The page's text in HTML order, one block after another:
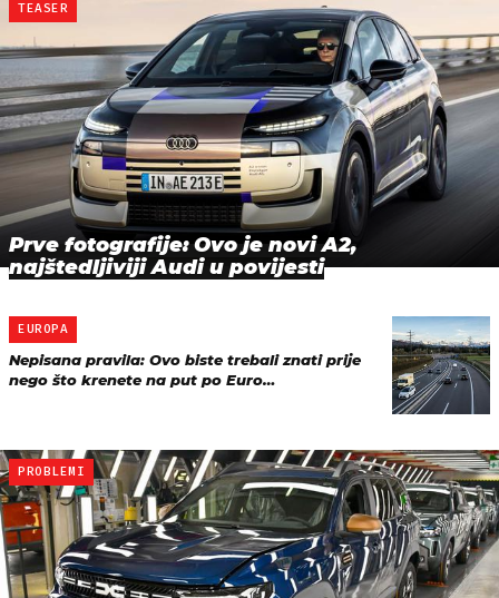
TEASER
Prve fotografije: Ovo je novi A2,
najštedljiviji Audi u povijesti
EUROPA
Nepisana pravila: Ovo biste trebali znati prije
nego što krenete na put po Euro…
PROBLEMI